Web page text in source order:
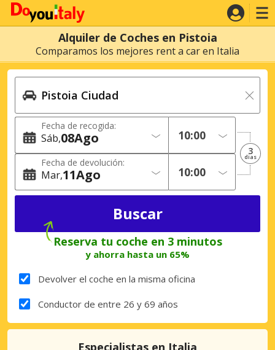
Alquiler de Coches en Pistoia
Comparamos los mejores rent a car en Italia
Fecha de recogida:
Sáb 08Ago
Fecha de devolución:
Mar 11Ago
3
dias
Reserva tu coche en 3 minutos
y ahorra hasta un 65%
Devolver el coche en la misma oficina
Conductor de entre 26 y 69 años
Especialistas en Italia